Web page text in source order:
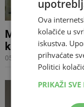
Mostar:
književnosti
05.04.2016 18:35
Ova
kolačiće u
iskustva.
prihvaćate
Politici
PRIKAŽI SVE